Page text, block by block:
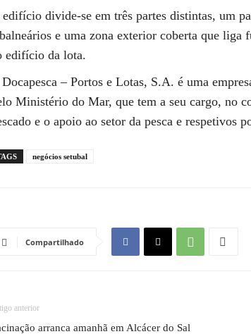
divide-se em três partes distintas, um
e uma zona exterior coberta que
edifício da lota.
– Portos e Lotas, S.A. é uma
Ministério do Mar, que tem a seu cargo, no
e o apoio ao setor da pesca e respetivos
negócios setubal
Compartilhado
anterior
arranca amanhã em Alcácer do Sal